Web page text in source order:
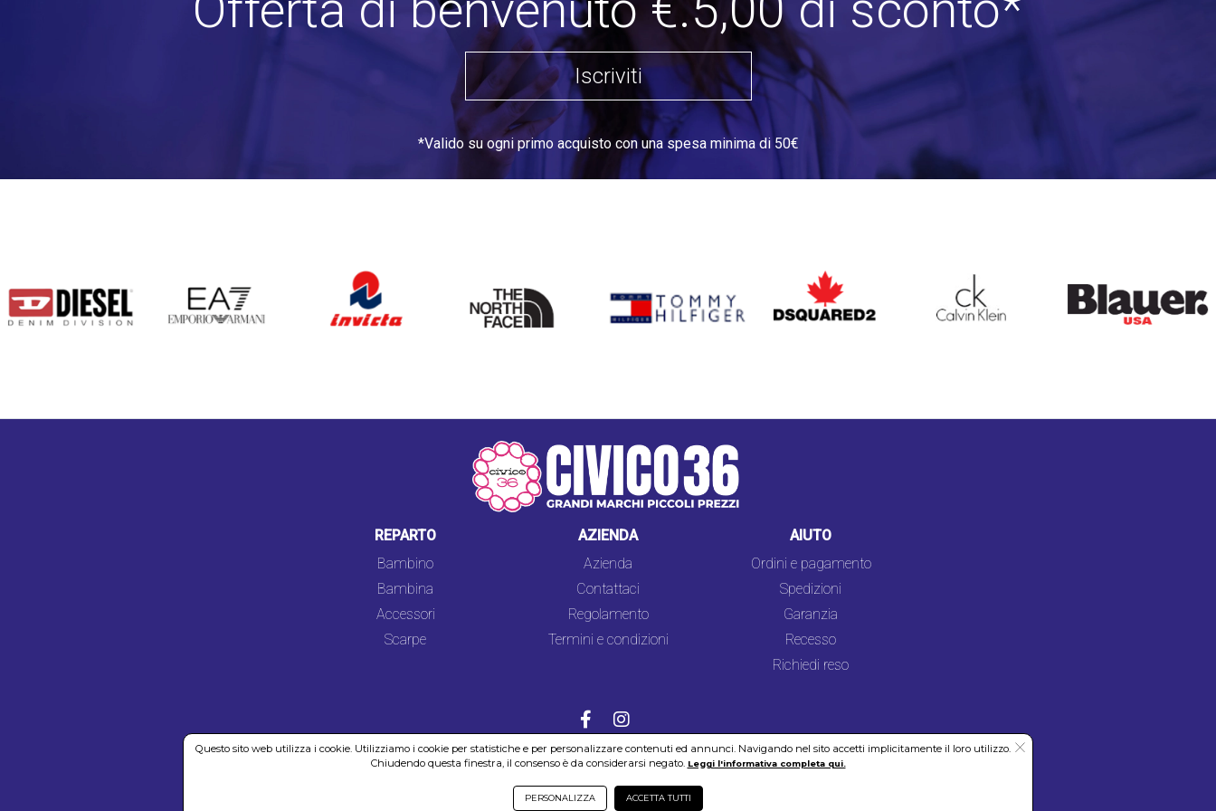
Iscriviti
*Valido su ogni primo acquisto con una spesa minima di 50€
INVICTA
NORTH
FACE
DSQUARED2 CALVIN KLEIN
REPARTO
Bambino
Bambina
Accessori
Scarpe
AZIENDA
Azienda
Contattaci
Regolamento
Termini e condizioni
AIUTO
Ordini e pagamento
Spedizioni
Garanzia
Recesso
Richiedi reso
COOKIES SICUREZZA PRIVACY
Questo sito web utilizza i cookie. Utilizziamo i cookie per statistiche e per personalizzare contenuti ed annunci. Navigando nel sito accetti implicitamente il loro utilizzo.
Chiudendo questa finestra, il consenso è da considerarsi negato. Leggi l'informativa completa qui.
PERSONALIZZA ACCETTA TUTTI